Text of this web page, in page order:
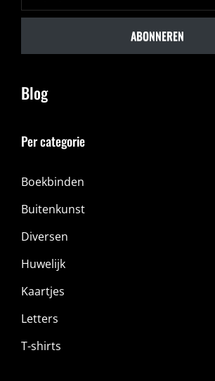
ABONNEREN
Blog
Per categorie
Boekbinden
Buitenkunst
Diversen
Huwelijk
Kaartjes
Letters
T-shirts